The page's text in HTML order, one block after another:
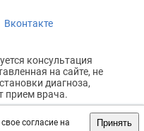
согласие на
Принять
Вконтакте
консультация
на сайте, не
диагноза,
прием врача.